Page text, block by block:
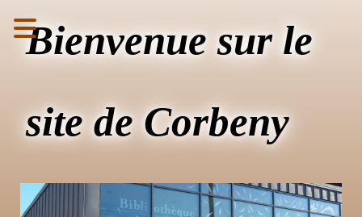
Bienvenue sur le
site de Corbeny